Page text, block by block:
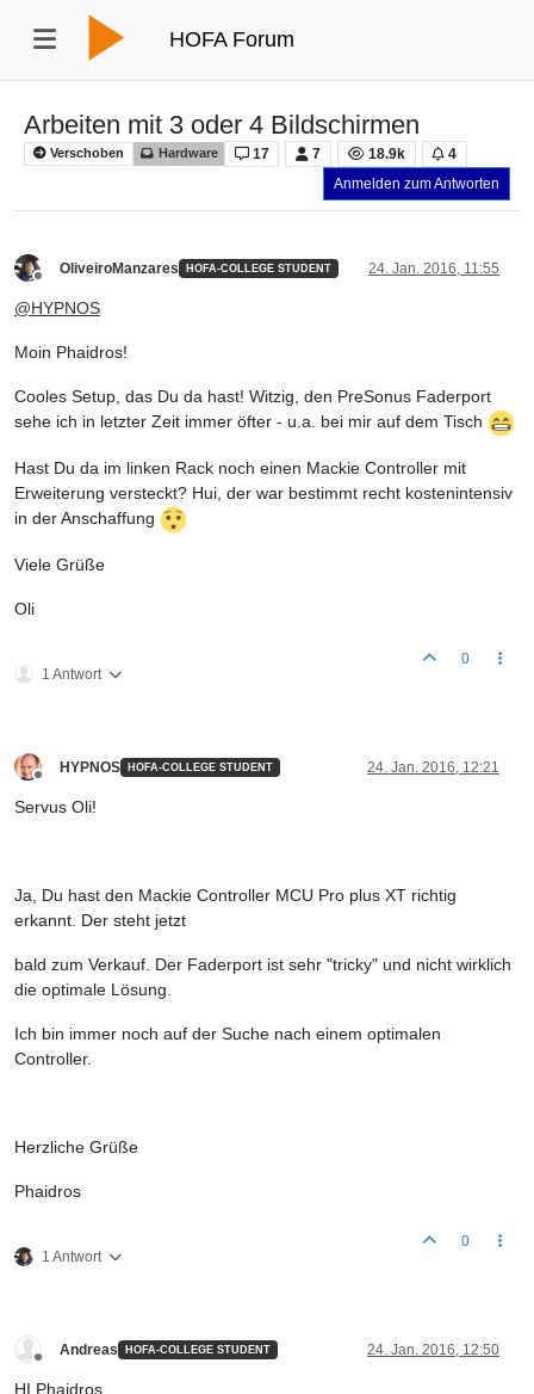
HOFA Forum
Arbeiten mit 3 oder 4 Bildschirmen
Verschoben Hardware 17 7 18.9k
4
Anmelden zum Antworten
OliveiroManzares HOFA-COLLEGE STUDENT 24. Jan. 2016, 11:55
@HYPNOS
Moin Phaidros!
Cooles Setup, das Du da hast! Witzig, den PreSonus Faderport
sehe ich in letzter Zeit immer öfter - u.a. bei mir auf dem Tisch
Hast Du da im linken Rack noch einen Mackie Controller mit
Erweiterung versteckt? Hui, der war bestimmt recht kostenintensiv
in der Anschaffung
Viele Grüße
Oli
1 Antwort
0
HYPNOS HOFA-COLLEGE STUDENT 24. Jan. 2016, 12:21
Servus Oli!
Ja, Du hast den Mackie Controller MCU Pro plus XT richtig
erkannt. Der steht jetzt
bald zum Verkauf. Der Faderport ist sehr "tricky" und nicht wirklich
die optimale Lösung.
Ich bin immer noch auf der Suche nach einem optimalen
Controller.
Herzliche Grüße
Phaidros
1 Antwort
0
Andreas HOFA-COLLEGE STUDENT 24. Jan. 2016, 12:50
HI Phaidros,